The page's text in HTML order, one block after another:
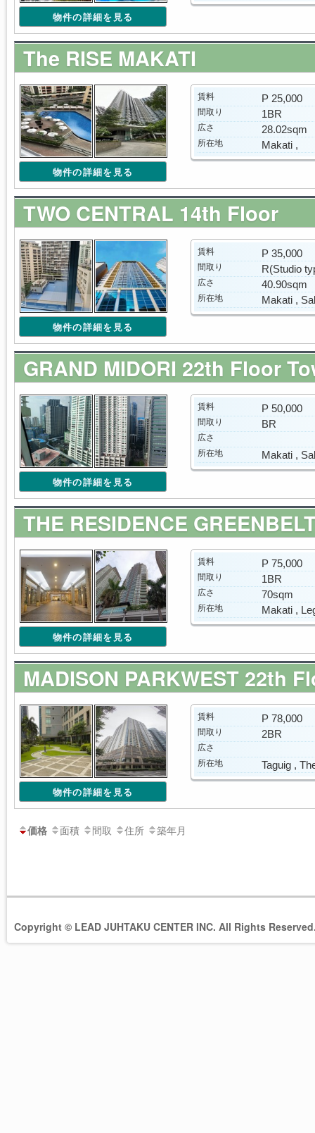
物件の詳細を見る
The RISE MAKATI
物件の詳細を見る
賃料 P 25,000
間取り 1BR
広さ 28.02sqm
所在地 Makati ,
TWO CENTRAL 14th Floor
物件の詳細を見る
賃料 P 35,000
間取り R(Studio
広さ 40.90sqm
所在地 Makati ,
GRAND MIDORI 22th Floor
物件の詳細を見る
賃料 P 50,000
間取り BR
広さ
所在地
Makati ,
THE RESIDENCE
物件の詳細を見る
賃料 P 75,000
間取り 1BR
広さ 70sqm
所在地 Makati ,
MADISON PARKWEST 22th
物件の詳細を見る
賃料 P 78,000
間取り 2BR
広さ
所在地
Taguig ,
価格 面積 間取 住所 築年月
Copyright © LEAD JUHTAKU CENTER INC. All Rights